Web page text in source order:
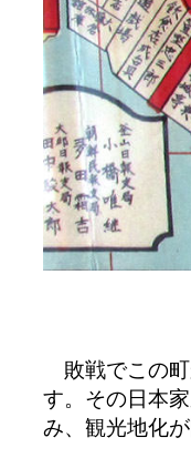
敗戦でこの
す。その日本
み、観光地化